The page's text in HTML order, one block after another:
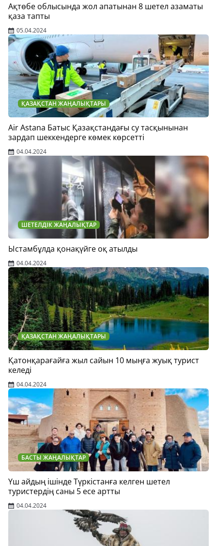
Ақтөбе облысында жол апатынан 8 шетел азаматы
қаза тапты
05.04.2024
ҚАЗАҚСТАН ЖАҢАЛЫҚТАРЫ
Air Astana Батыс Қазақстандағы су тасқынынан
зардап шеккендерге көмек көрсетті
04.04.2024
ШЕТЕЛДІК ЖАҢАЛЫҚТАР
Ыстамбұлда қонақүйге оқ атылды
04.04.2024
ҚАЗАҚСТАН ЖАҢАЛЫҚТАРЫ
Қатонқарағайға жыл сайын 10 мыңға жуық турист
келеді
04.04.2024
БАСТЫ ЖАҢАЛЫҚТАР
Үш айдың ішінде Түркістанға келген шетел
туристердің саны 5 есе артты
04.04.2024